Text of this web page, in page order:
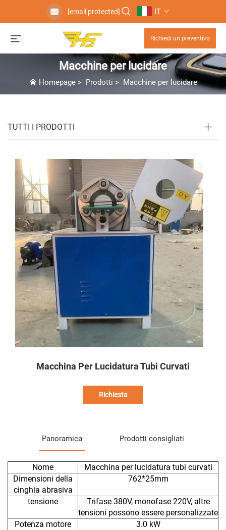
[email protected] IT
Richiedi un preventivo
Macchine per lucidare
Homepage> Prodotti > Macchine per lucidare
TUTTI I PRODOTTI
Macchina Per Lucidatura Tubi Curvati
Richiesta
Panoramica Prodotti consigliati
Nome
Macchina per lucidatura tubi curvati
Dimensioni della
cinghia abrasiva
762*25mm
tensione
Trifase 380V, monofase 220V, altre
tensioni possono essere personalizzate
Potenza motore
3.0 kW